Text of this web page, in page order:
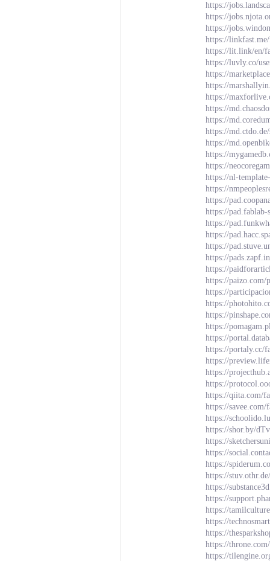
https://
https://
https://
https://
https://lit.link/en/
https://luvly.co/
https://
https://
https://
https://
https://
https://
https://
https://
https://
https://nl-
https://
https://
https://pad.fablab-
https://
https://
https://
https://
https://
https://paizo.com/
https://
https://
https://
https://
https://
https://portaly.cc/
https://
https://
https://
https://qiita.com/
https://savee.com/
https://
https://shor.by/
https://
https://
https://
https://
https://
https://
https://
https://
https://
https://
https://